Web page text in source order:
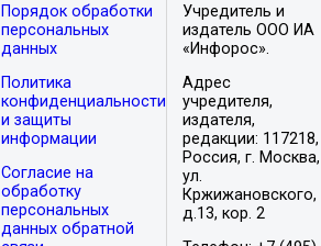
Порядок обработки
персональных
данных
Политика
конфиденциальности
и защиты
информации
Согласие на
обработку
персональных
данных обратной
Учредитель и
издатель ООО ИА
«Инфорос».
Адрес
учредителя,
издателя,
редакции: 117218,
Россия, г. Москва,
ул.
Кржижановского,
д.13, кор. 2